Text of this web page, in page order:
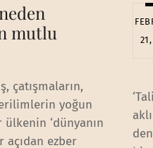
mutlu
çatışmaların,
yoğun
‘dünyanın
açıdan ezber